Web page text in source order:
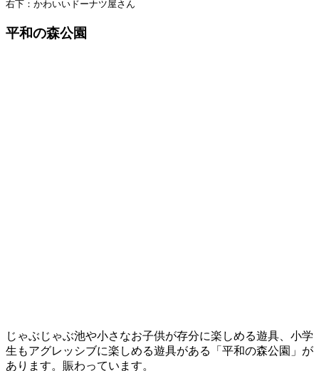
右下：かわいいドーナツ屋さん
平和の森公園
じゃぶじゃぶ池や小さなお子供が存分に楽しめる遊具、小学
生もアグレッシブに楽しめる遊具がある「平和の森公園」が
あります。賑わっています。